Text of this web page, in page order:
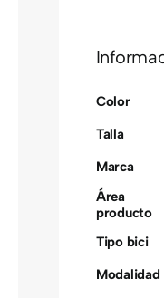
Color
Talla
Marca
Área
producto
Tipo bici
Modalidad